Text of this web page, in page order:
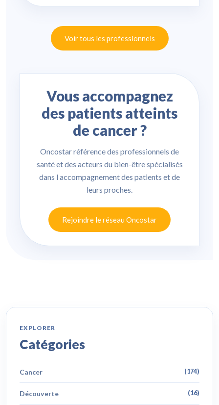
Voir tous les professionnels
Vous accompagnez
des patients atteints
de cancer ?
Oncostar référence des professionnels de
santé et des acteurs du bien-être spécialisés
dans l accompagnement des patients et de
leurs proches.
Rejoindre le réseau Oncostar
EXPLORER
Catégories
Cancer (174)
Découverte (16)